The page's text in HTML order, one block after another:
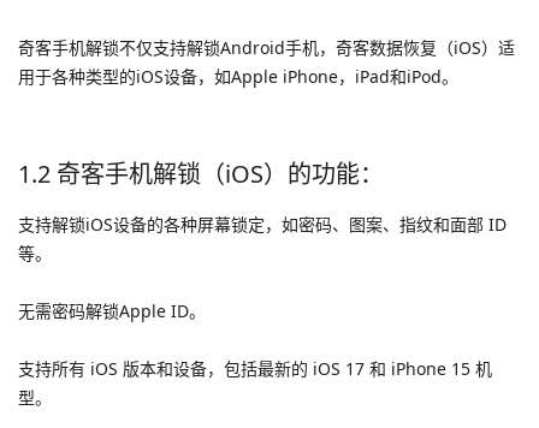
奇客手机解锁不仅支持解锁Android手机，奇客数据恢复（iOS）适
用于各种类型的iOS设备，如Apple iPhone，iPad和iPod。
1.2 奇客手机解锁（iOS）的功能：
支持解锁iOS设备的各种屏幕锁定，如密码、图案、指纹和面部 ID
等。
无需密码解锁Apple ID。
支持所有 iOS 版本和设备，包括最新的 iOS 17 和 iPhone 15 机
型。